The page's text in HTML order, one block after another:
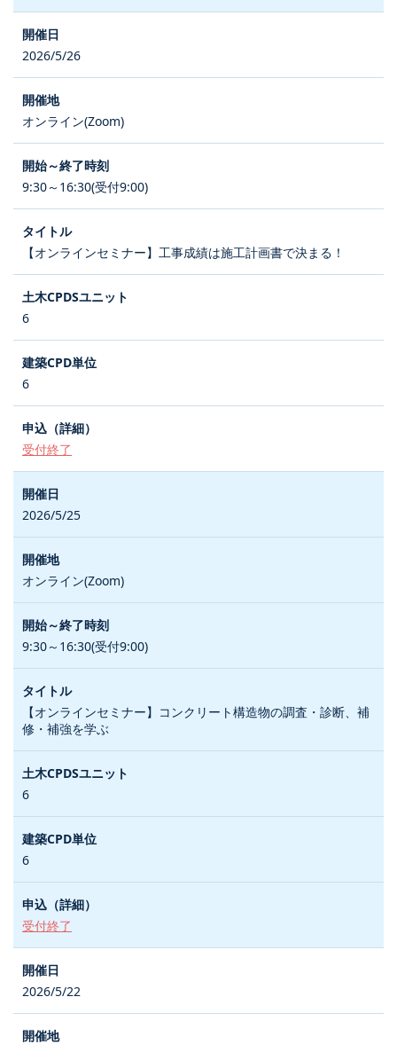
2026/5/26
オンライン(Zoom)
9:30～16:30(受付9:00)
【オンラインセミナー】工事成績は施工計画書で決まる！
6
6
受付終了
2026/5/25
オンライン(Zoom)
9:30～16:30(受付9:00)
【オンラインセミナー】コンクリート構造物の調査・診断、補
修・補強を学ぶ
6
6
受付終了
2026/5/22